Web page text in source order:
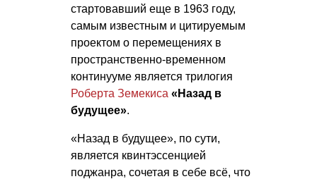
стартовавший еще в 1963 году,
самым известным и цитируемым
проектом о перемещениях в
пространственно-временном
континууме является трилогия
Роберта Земекиса «Назад в
будущее».
«Назад в будущее», по сути,
является квинтэссенцией
поджанра, сочетая в себе всё, что